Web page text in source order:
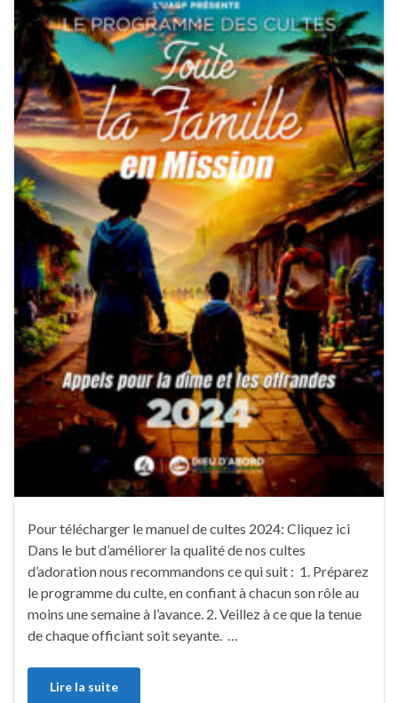
Pour télécharger le manuel de cultes 2024: Cliquez ici
Dans le but d’améliorer la qualité de nos cultes
d’adoration nous recommandons ce qui suit : 1. Préparez
le programme du culte, en confiant à chacun son rôle au
moins une semaine à l’avance. 2. Veillez à ce que la tenue
de chaque officiant soit seyante. …
Lire la suite